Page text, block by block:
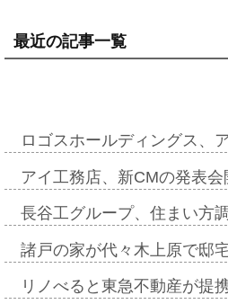
最近の記事一覧
ロゴスホールディングス、
アイ工務店、新CMの発表
長谷工グループ、住まい方
諸戸の家が代々木上原で邸
リノべると東急不動産が提